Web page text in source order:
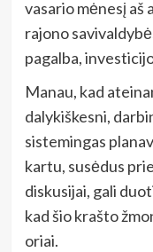
vasario mėnesį aš
rajono
pagalba,
Manau, kad
dalykiškesni,
sistemingas
kartu, susėdus
diskusijai, gali
kad šio krašto
oriai.